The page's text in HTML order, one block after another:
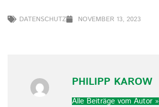
DATENSCHUTZ NOVEMBER 13, 2023
PHILIPP KAROW
Alle Beiträge vom Autor »